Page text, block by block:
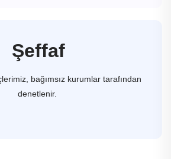
Şeffaf
bağımsız kurumlar tarafından
denetlenir.